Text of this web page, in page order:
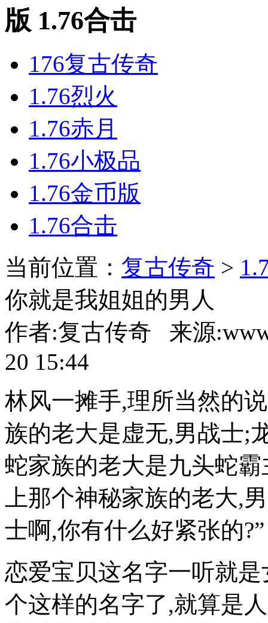
版 1.76合击
176复古传奇
1.76烈火
1.76赤月
1.76小极品
1.76金币版
1.76合击
当前位置： 复古传奇 >
你就是我姐姐的男人
作者:复古传奇 来源
20 15:44
林风一摊手,理所当然的
族的老大是虚无,男战士;
蛇家族的老大是九头蛇
上那个神秘家族的老大,
士啊,你有什么好紧张的?”
恋爱宝贝这名字一听就
个这样的名字了,就算是